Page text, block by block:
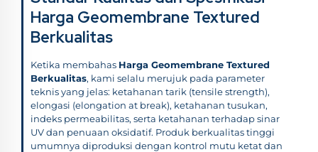
Harga Geomembrane Textured
Berkualitas
Ketika membahas Harga Geomembrane Textured
Berkualitas, kami selalu merujuk pada parameter
teknis yang jelas: ketahanan tarik (tensile strength),
elongasi (elongation at break), ketahanan tusukan,
indeks permeabilitas, serta ketahanan terhadap sinar
UV dan penuaan oksidatif. Produk berkualitas tinggi
umumnya diproduksi dengan kontrol mutu ketat dan